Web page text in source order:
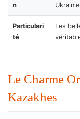
n
Particulari
té
Les
Le Charme
Kazakhes